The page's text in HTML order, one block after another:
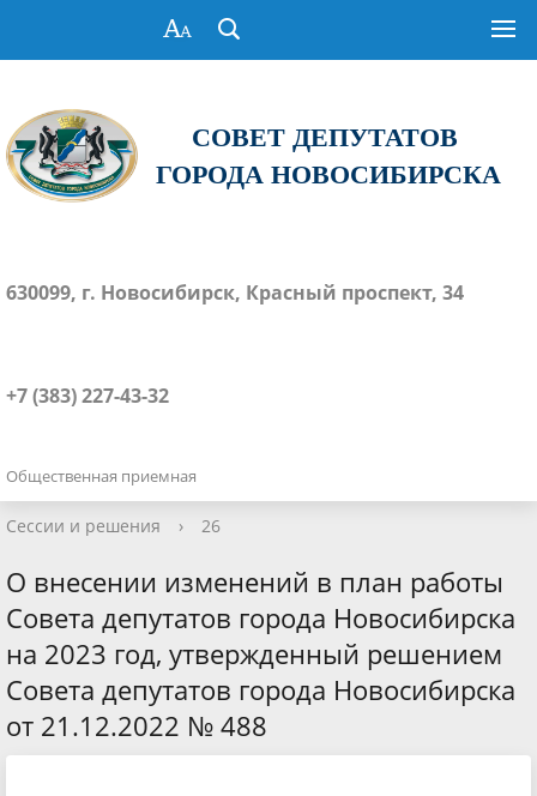
СОВЕТ ДЕПУТАТОВ
ГОРОДА НОВОСИБИРСКА
630099, г. Новосибирск, Красный проспект, 34
+7 (383) 227-43-32
Общественная приемная
Сессии и решения › 26
О внесении изменений в план работы
Совета депутатов города Новосибирска
на 2023 год, утвержденный решением
Совета депутатов города Новосибирска
от 21.12.2022 № 488